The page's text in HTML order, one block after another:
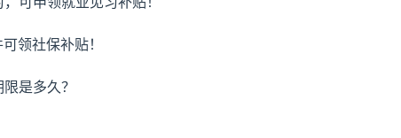
领社保补贴！
是多久？